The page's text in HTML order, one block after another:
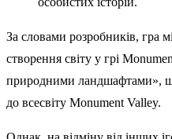
За словами розробників, гра
створення світу у грі
природними ландшафтами»,
до всесвіту Monument Valley.